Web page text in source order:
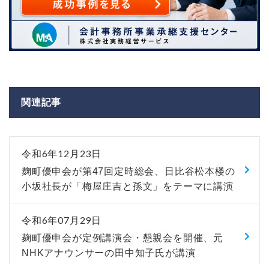
関連記事
令和6年12月23日
麹町優申会が第47回定時総会、日比谷松本楼の
小坂社長が「梅屋庄吉と孫文」をテーマに講演
令和6年07月29日
麹町優申会が定例講演会・懇親会を開催、元
NHKアナウンサーの田中知子氏が講演